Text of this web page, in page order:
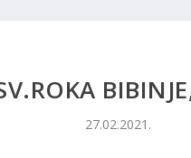
27.02.2021.